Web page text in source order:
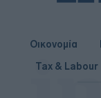
Οικονομία
Tax & Labour